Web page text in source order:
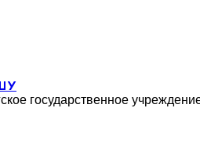
государственное